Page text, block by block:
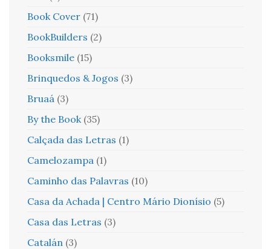
Book Cover (71)
BookBuilders (2)
Booksmile (15)
Brinquedos & Jogos (3)
Bruaá (3)
By the Book (35)
Calçada das Letras (1)
Camelozampa (1)
Caminho das Palavras (10)
Casa da Achada | Centro Mário Dionísio (5)
Casa das Letras (3)
Catalán (3)